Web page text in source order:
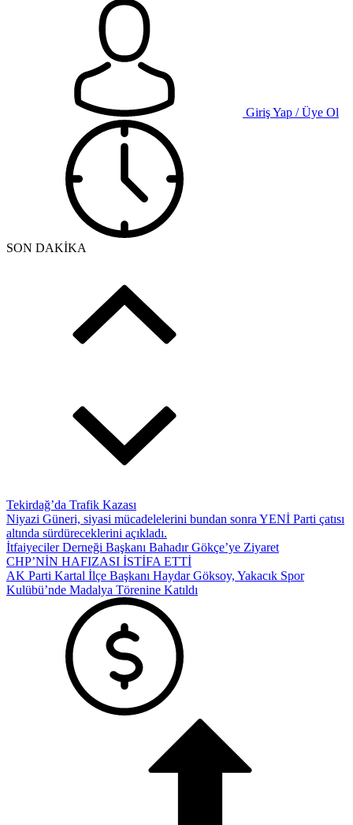
Giriş Yap / Üye Ol
SON DAKİKA
Tekirdağ’da Trafik Kazası
Niyazi Güneri, siyasi mücadelelerini bundan sonra YENİ Parti çatısı
altında sürdüreceklerini açıkladı.
İtfaiyeciler Derneği Başkanı Bahadır Gökçe’ye Ziyaret
CHP’NİN HAFIZASI İSTİFA ETTİ
AK Parti Kartal İlçe Başkanı Haydar Göksoy, Yakacık Spor
Kulübü’nde Madalya Törenine Katıldı